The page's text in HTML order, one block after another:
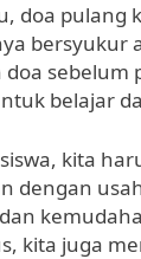
doa pulang
bersyukur
belajar
kita
dengan
kita juga